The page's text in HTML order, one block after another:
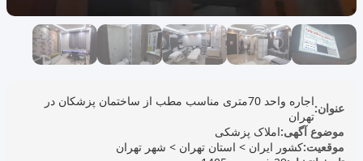
عنوان:
اجاره واحد 70متری مناسب مطب از ساختمان پزشکان در
تهران
موضوع آگهی:املاک پزشکی
موقعیت:کشور ایران > استان تهران > شهر تهران